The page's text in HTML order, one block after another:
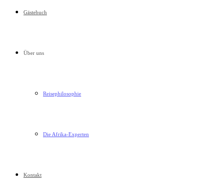
Gästebuch
Über uns
Reisephilosophie
Die Afrika-Experten
Kontakt